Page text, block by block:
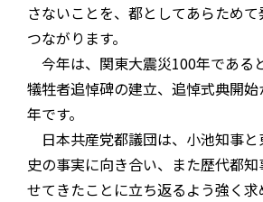
さないことを、都としてあらため
つながります。
今年は、関東大震災100年である
犠牲者追悼碑の建立、追悼式典開
年です。
日本共産党都議団は、小池知事と
史の事実に向き合い、また歴代都
せてきたことに立ち返るよう強く